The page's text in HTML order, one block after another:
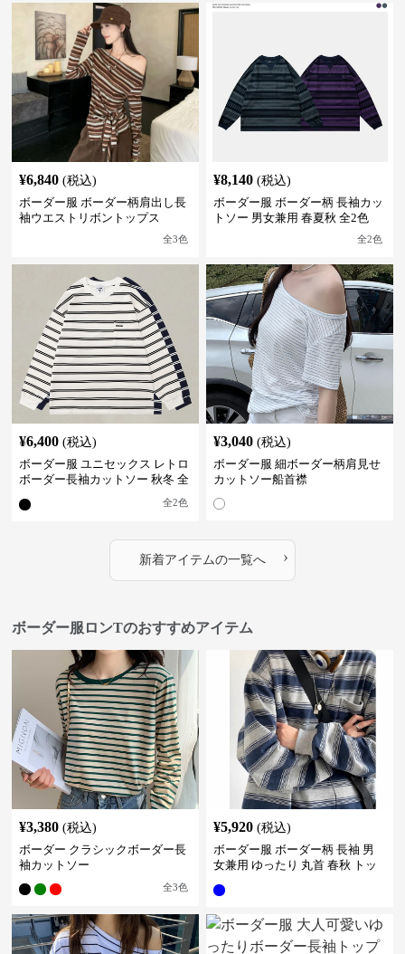
¥6,840 (税込)
ボーダー服 ボーダー柄肩出し長
袖ウエストリボントップス
全3色
¥8,140 (税込)
ボーダー服 ボーダー柄 長袖カッ
トソー 男女兼用 春夏秋 全2色
全2色
¥6,400 (税込)
ボーダー服 ユニセックス レトロ
ボーダー長袖カットソー 秋冬 全
全2色
¥3,040 (税込)
ボーダー服 細ボーダー柄肩見せ
カットソー船首襟
新着アイテムの一覧へ ›
ボーダー服ロンTのおすすめアイテム
¥3,380 (税込)
ボーダー クラシックボーダー長
袖カットソー
全3色
¥5,920 (税込)
ボーダー服 ボーダー柄 長袖 男
女兼用 ゆったり 丸首 春秋 トッ